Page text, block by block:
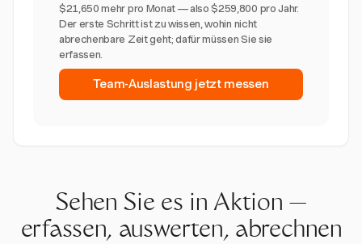
$21,650 mehr pro Monat — also $259,800 pro Jahr.
Der erste Schritt ist zu wissen, wohin nicht
abrechenbare Zeit geht; dafür müssen Sie sie
erfassen.
Team-Auslastung jetzt messen
Sehen Sie es in Aktion —
erfassen, auswerten, abrechnen